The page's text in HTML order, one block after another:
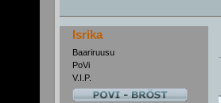
Isrika
Baariruusu
PoVi
V.I.P.